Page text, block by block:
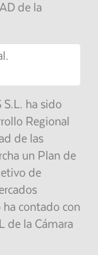
de la
S.L. ha sido
Regional
de las
un Plan de
de
contado con
de la Cámara